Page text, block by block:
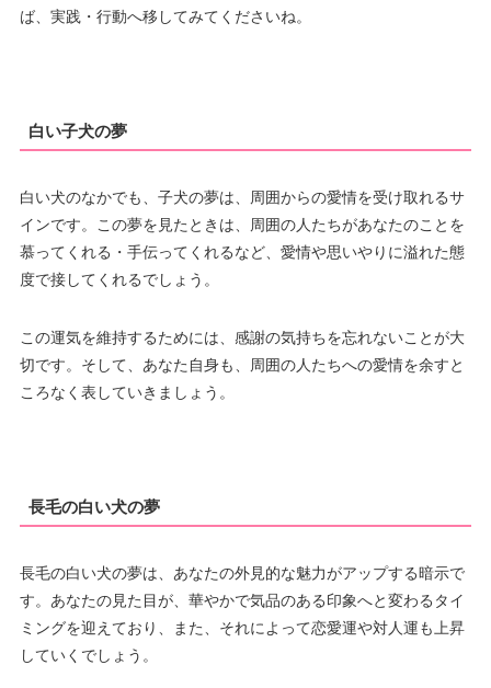
ば、実践・行動へ移してみてくださいね。
白い子犬の夢
白い犬のなかでも、子犬の夢は、周囲からの愛情を受け取れるサ
インです。この夢を見たときは、周囲の人たちがあなたのことを
慕ってくれる・手伝ってくれるなど、愛情や思いやりに溢れた態
度で接してくれるでしょう。
この運気を維持するためには、感謝の気持ちを忘れないことが大
切です。そして、あなた自身も、周囲の人たちへの愛情を余すと
ころなく表していきましょう。
長毛の白い犬の夢
長毛の白い犬の夢は、あなたの外見的な魅力がアップする暗示で
す。あなたの見た目が、華やかで気品のある印象へと変わるタイ
ミングを迎えており、また、それによって恋愛運や対人運も上昇
していくでしょう。